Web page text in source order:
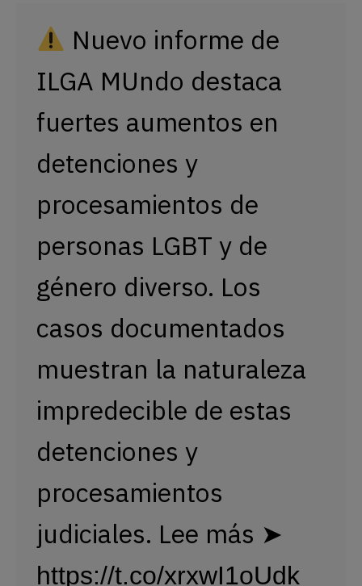
Nuevo informe de
ILGA MUndo destaca
fuertes aumentos en
detenciones y
procesamientos de
personas LGBT y de
género diverso. Los
casos documentados
muestran la naturaleza
impredecible de estas
detenciones y
procesamientos
judiciales. Lee más ➤
https://t.co/xrxwI1oUdk